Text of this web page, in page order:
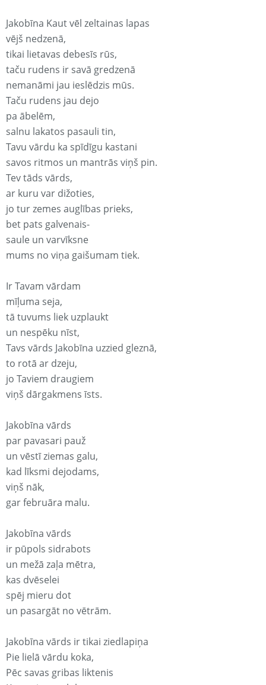
Jakobīna Kaut vēl zeltainas lapas
vējš nedzenā,
tikai lietavas debesīs rūs,
taču rudens ir savā gredzenā
nemanāmi jau ieslēdzis mūs.
Taču rudens jau dejo
pa ābelēm,
salnu lakatos pasauli tin,
Tavu vārdu ka spīdīgu kastani
savos ritmos un mantrās viņš pin.
Tev tāds vārds,
ar kuru var dižoties,
jo tur zemes auglības prieks,
bet pats galvenais-
saule un varvīksne
mums no viņa gaišumam tiek.
Ir Tavam vārdam
mīļuma seja,
tā tuvums liek uzplaukt
un nespēku nīst,
Tavs vārds Jakobīna uzzied gleznā,
to rotā ar dzeju,
jo Taviem draugiem
viņš dārgakmens īsts.
Jakobīna vārds
par pavasari pauž
un vēstī ziemas galu,
kad līksmi dejodams,
viņš nāk,
gar februāra malu.
Jakobīna vārds
ir pūpols sidrabots
un mežā zaļa mētra,
kas dvēselei
spēj mieru dot
un pasargāt no vētrām.
Jakobīna vārds ir tikai ziedlapiņa
Pie lielā vārdu koka,
Pēc savas gribas liktenis